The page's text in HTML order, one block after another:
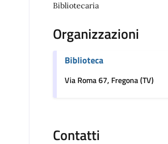
Bibliotecaria
Organizzazioni
Biblioteca
Via Roma 67, Fregona (TV)
Contatti